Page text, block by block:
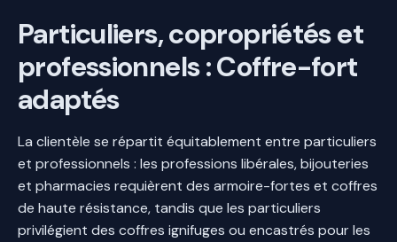
Particuliers, copropriétés et
professionnels : Coffre-fort
adaptés
La clientèle se répartit équitablement entre particuliers
et professionnels : les professions libérales, bijouteries
et pharmacies requièrent des armoire-fortes et coffres
de haute résistance, tandis que les particuliers
privilégient des coffres ignifuges ou encastrés pour les